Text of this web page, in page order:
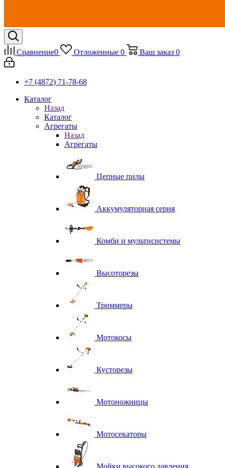
Сравнение0 Отложенные 0 Ваш заказ 0
+7 (4872) 71-78-68
Каталог
Назад
Каталог
Агрегаты
Назад
Агрегаты
Цепные пилы
Аккумуляторная серия
Комби и мультисистемы
Высоторезы
Триммеры
Мотокосы
Кусторезы
Мотоножницы
Мотосекаторы
Мойки высокого давления